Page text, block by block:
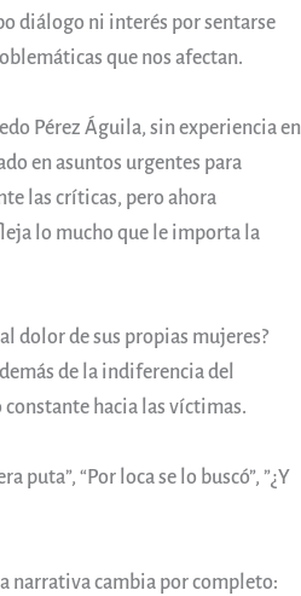
diálogo ni interés por sentarse
que nos afectan.
Pérez Águila, sin experiencia en
en asuntos urgentes para
las críticas, pero ahora
lo mucho que le importa la
dolor de sus propias mujeres?
de la indiferencia del
hacia las víctimas.
puta”, “Por loca se lo buscó”, ”¿Y
narrativa cambia por completo: